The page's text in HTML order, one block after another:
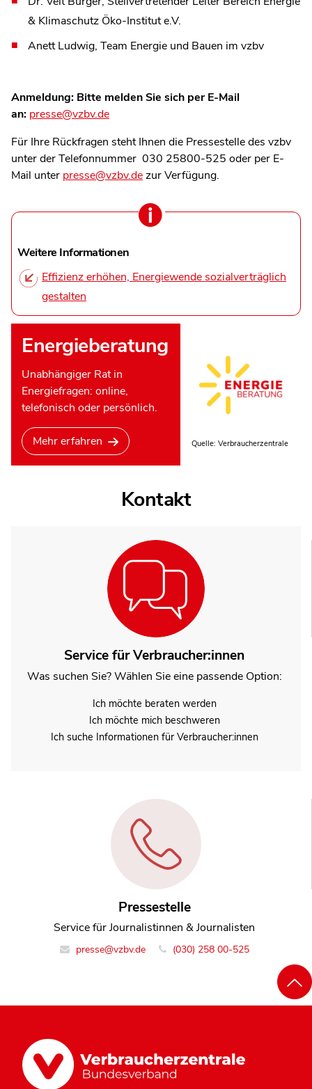
& Klimaschutz Öko-Institut e.V.
Anett Ludwig, Team Energie und Bauen im vzbv
Anmeldung: Bitte melden Sie sich per E-Mail
an: presse@vzbv.de
Für Ihre Rückfragen steht Ihnen die Pressestelle des vzbv
unter der Telefonnummer 030 25800-525 oder per E-
Mail unter presse@vzbv.dezur Verfügung.
Weitere Informationen
Effizienz erhöhen, Energiewende sozialverträglich
gestalten
Energieberatung
Unabhängiger Rat in
Energiefragen: online,
telefonisch oder persönlich.
Mehr erfahren Quelle: Verbraucherzentrale
Kontakt
Service für Verbraucher:innen
Was suchen Sie? Wählen Sie eine passende Option:
Ich möchte beraten werden
Ich möchte mich beschweren
Ich suche Informationen für Verbraucher:innen
Pressestelle
Service für Journalistinnen & Journalisten
presse@vzbv.de (030) 258 00-525